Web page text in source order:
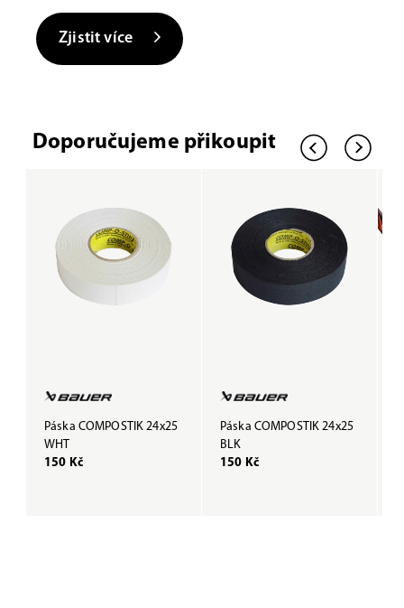
Zjistit více
Doporučujeme přikoupit
Páska COMPOSTIK 24x25
WHT
150 Kč
Páska COMPOSTIK 24x25
BLK
150 Kč